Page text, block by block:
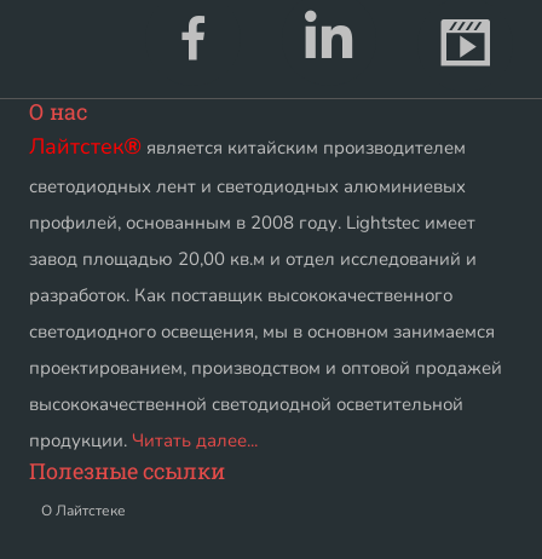
О нас
Лайтстек® является китайским производителем
светодиодных лент и светодиодных алюминиевых
профилей, основанным в 2008 году. Lightstec имеет
завод площадью 20,00 кв.м и отдел исследований и
разработок. Как поставщик высококачественного
светодиодного освещения, мы в основном занимаемся
проектированием, производством и оптовой продажей
высококачественной светодиодной осветительной
продукции. Читать далее...
Полезные ссылки
О Лайтстеке